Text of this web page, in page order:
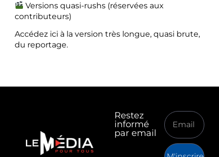
Versions quasi-rushs (réservées aux
contributeurs)
Accédez ici à la version très longue, quasi brute,
du reportage.
Restez
informé
par email